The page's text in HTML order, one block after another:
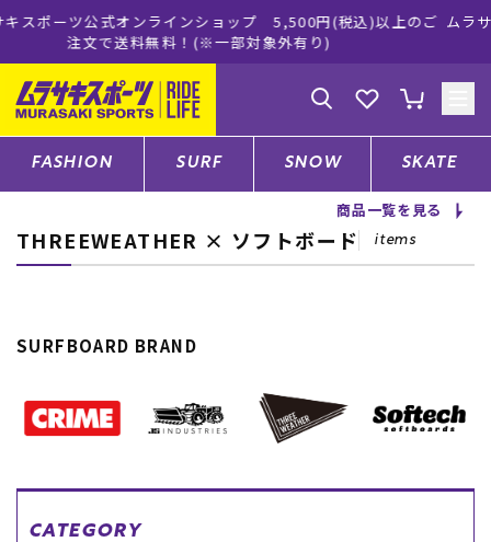
円(税込)以上のご ムラサキスポーツ公式オンラインショップ
買い物をお楽しみくださ
ゲスト様
ログイン 会員登録
店舗一覧
ファッションTOP
スノーTOP
FASHION SURF SNOW SKATE
商品一覧を見る
THREEWEATHER × ソフトボード items
SURFBOARD BRAND
CATEGORY